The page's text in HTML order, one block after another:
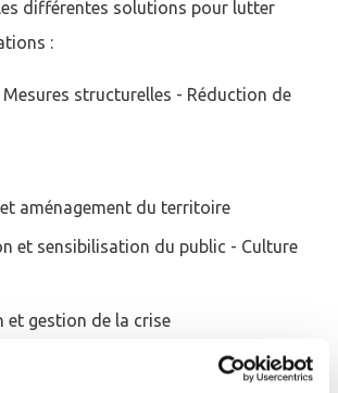
différentes solutions pour lutter
:
structurelles - Réduction de
aménagement du territoire
et sensibilisation du public - Culture
et gestion de la crise
risque d'inondation par débordement